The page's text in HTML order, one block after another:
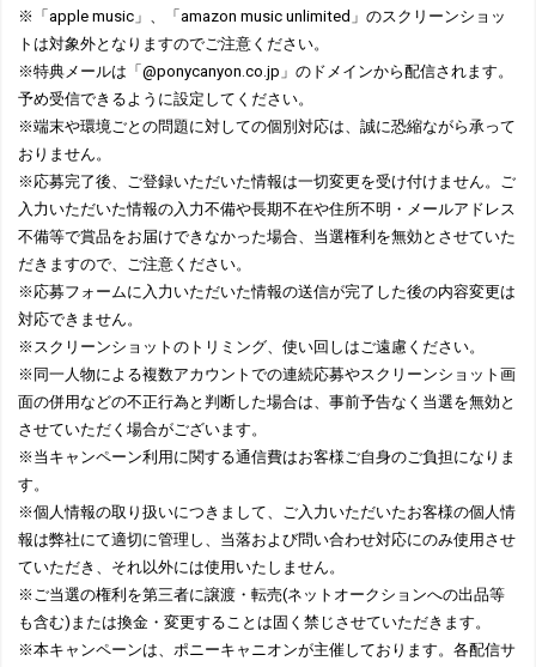
※「apple music」、「amazon music unlimited」のスクリーンショッ
トは対象外となりますのでご注意ください。
※特典メールは「@ponycanyon.co.jp」のドメインから配信されます。
予め受信できるように設定してください。
※端末や環境ごとの問題に対しての個別対応は、誠に恐縮ながら承って
おりません。
※応募完了後、ご登録いただいた情報は一切変更を受け付けません。ご
入力いただいた情報の入力不備や長期不在や住所不明・メールアドレス
不備等で賞品をお届けできなかった場合、当選権利を無効とさせていた
だきますので、ご注意ください。
※応募フォームに入力いただいた情報の送信が完了した後の内容変更は
対応できません。
※スクリーンショットのトリミング、使い回しはご遠慮ください。
※同一人物による複数アカウントでの連続応募やスクリーンショット画
面の併用などの不正行為と判断した場合は、事前予告なく当選を無効と
させていただく場合がございます。
※当キャンペーン利用に関する通信費はお客様ご自身のご負担になりま
す。
※個人情報の取り扱いにつきまして、ご入力いただいたお客様の個人情
報は弊社にて適切に管理し、当落および問い合わせ対応にのみ使用させ
ていただき、それ以外には使用いたしません。
※ご当選の権利を第三者に譲渡・転売(ネットオークションへの出品等
も含む)または換金・変更することは固く禁じさせていただきます。
※本キャンペーンは、ポニーキャニオンが主催しております。各配信サ